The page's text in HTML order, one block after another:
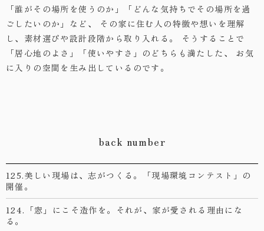
「誰がその場所を使うのか」「どんな気持ちでその場所を過
ごしたいのか」など、
その家に住む人の特徴や想いを理解
し、素材選びや設計段階から取り入れる。
そうすることで
「居心地のよさ」「使いやすさ」のどちらも満たした、
お気
に入りの空間を生み出しているのです。
back number
125.美しい現場は、志がつくる。「現場環境コンテスト」の
開催。
124.「窓」にこそ造作を。それが、家が愛される理由にな
る。